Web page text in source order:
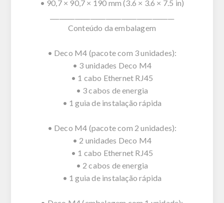
• 90,7 × 90,7 × 190 mm (3.6 × 3.6 × 7.5 in)
Conteúdo da embalagem
• Deco M4 (pacote com 3 unidades):
• 3 unidades Deco M4
• 1 cabo Ethernet RJ45
• 3 cabos de energia
• 1 guia de instalação rápida
• Deco M4 (pacote com 2 unidades):
• 2 unidades Deco M4
• 1 cabo Ethernet RJ45
• 2 cabos de energia
• 1 guia de instalação rápida